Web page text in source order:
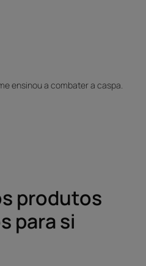
ensinou a combater a caspa.
produtos
para si